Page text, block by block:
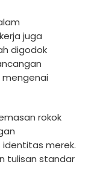
juga
digodok
mengenai
rokok
identitas merek.
tulisan standar